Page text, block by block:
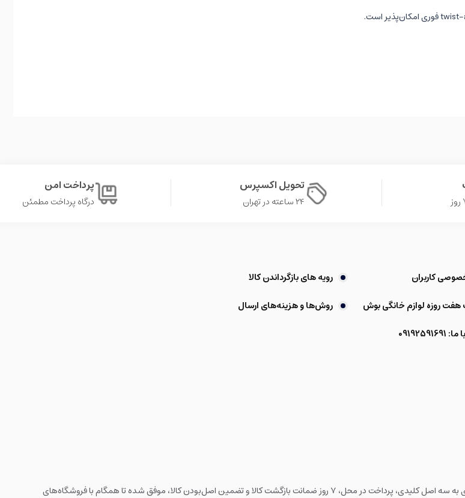
تحویل اکسپرس
۲۴ ساعته در تهران
پرداخت امن
درگاه پرداخت مطمئن
کاربران
رویه های بازگرداندن کالا
روزه لوازم خانگی بوش
روش‌ها و هزینه‌های ارسال
فروشگاه ما به عنوان یکی از قدیمی‌ترین فروشگاه های اینترنتی با بیش از یک دهه تجربه، با پایبندی به سه اصل کلیدی، پرداخت در محل، 7 روز ضمانت بازگشت کالا و تضمین اصل‌بودن کالا، موفق شده تا همگام با فروشگاه‌های